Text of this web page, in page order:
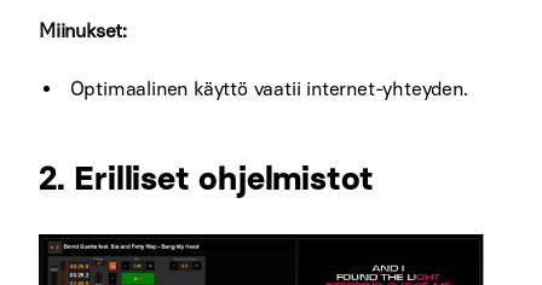
Miinukset:
Optimaalinen käyttö vaatii internet-yhteyden.
2. Erilliset ohjelmistot